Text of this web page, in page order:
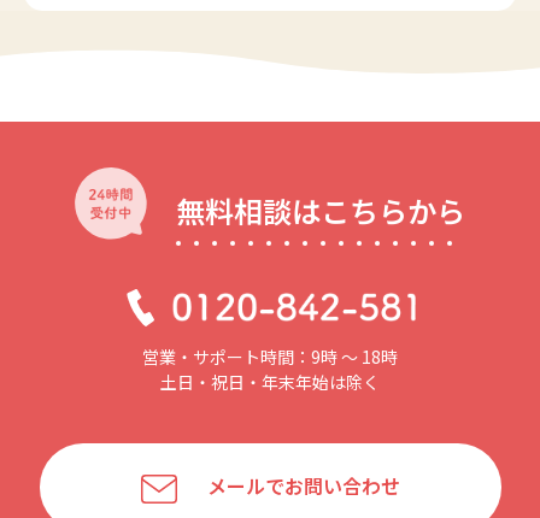
無料相談はこちらから
営業・サポート時間：9時 〜 18時
土日・祝日・年末年始は除く
メールでお問い合わせ